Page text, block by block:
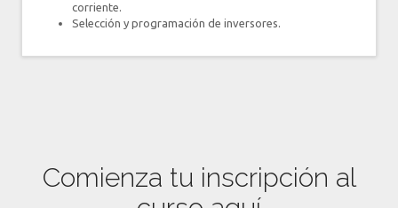
corriente.
Selección y programación de inversores.
Comienza tu inscripción al